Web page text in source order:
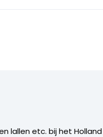
lallen etc. bij het